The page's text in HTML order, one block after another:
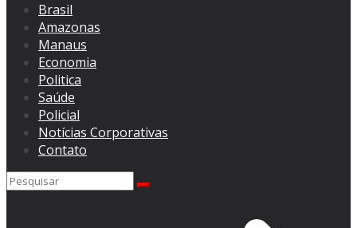
Brasil
Amazonas
Manaus
Economia
Politica
Saúde
Policial
Notícias Corporativas
Contato